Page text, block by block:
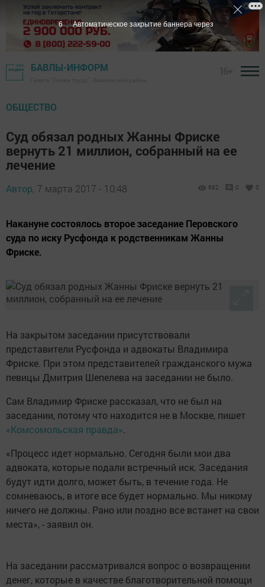
БАВЛЫ-ИНФОРМ
ОБЩЕСТВО
Суд обязал родных Жанны Фриске
вернуть 21 миллион, собранный на ее
лечение
Автор, 7 марта 2017 - 10:48 682 0 0
Накануне состоялось второе заседание Перовского
суда по иску Русфонда к родственникам Жанны
Фриске.
На закрытом заседании присутствовали
представители Русфонда и адвокаты Владимира
Фриске. При этом представителей гражданского мужа
певицы Дмитрия Шепелева на заседании не было.
Сам Владимир Фриске рассказал, что не был на
заседании, потому что находится не в Москве, пишет
«Комсомольская правда».
«Процесс идет нормально. Сегодня были мои два
адвоката, которые подали встречный иск. Заседания
будут идти долго, может быть, в течение года. Не
сомневаюсь, в итоге все будет нормально. Мы никому
ничего не должны. Рано или поздно все встанет на свои
места», - заявил он.
На заседании рассматривался вопрос о возвращении
денег, которые в качестве благотворительной помощи
5 Автоматическое закрытие баннера через